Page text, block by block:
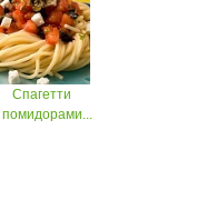
Спагетти
помидорами...